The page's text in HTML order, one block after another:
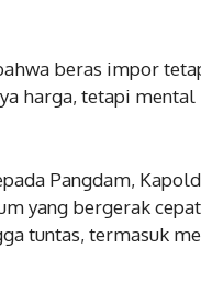
beras impor
harga, tetapi
Pangdam,
yang bergerak
tuntas, termasuk